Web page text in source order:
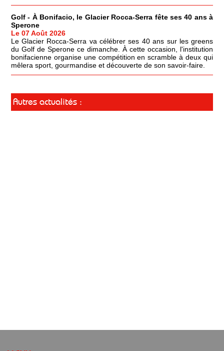
Golf - À Bonifacio, le Glacier Rocca-Serra fête ses 40 ans à
Sperone
Le 07 Août 2026
Le Glacier Rocca-Serra va célébrer ses 40 ans sur les greens
du Golf de Sperone ce dimanche. À cette occasion, l'institution
bonifacienne organise une compétition en scramble à deux qui
mêlera sport, gourmandise et découverte de son savoir-faire.
Autres actualités :